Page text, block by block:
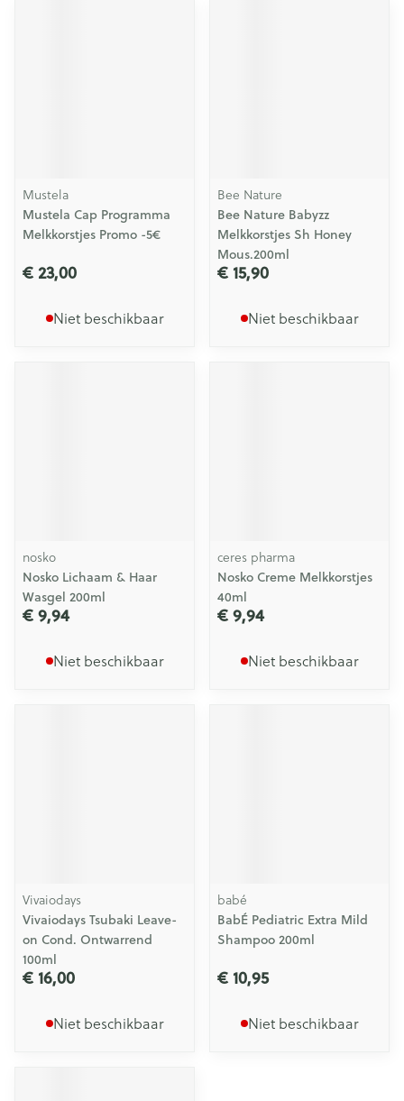
Mustela
Mustela Cap Programma
Melkkorstjes Promo -5€
€ 23,00
Niet beschikbaar
Bee Nature
Bee Nature Babyzz
Melkkorstjes Sh Honey
Mous.200ml
€ 15,90
Niet beschikbaar
nosko
Nosko Lichaam & Haar
Wasgel 200ml
€ 9,94
Niet beschikbaar
ceres pharma
Nosko Creme Melkkorstjes
40ml
€ 9,94
Niet beschikbaar
Vivaiodays
Vivaiodays Tsubaki Leave-
on Cond. Ontwarrend
100ml
€ 16,00
Niet beschikbaar
babé
BabÉ Pediatric Extra Mild
Shampoo 200ml
€ 10,95
Niet beschikbaar